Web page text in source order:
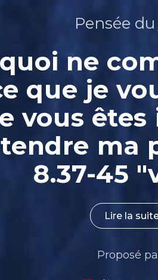
Pensée
ne
que je
vous
ma
8.37-45
Lire la
Proposé